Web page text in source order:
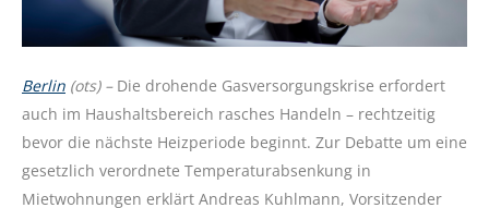
Berlin (ots) – Die drohende Gasversorgungskrise erfordert
auch im Haushaltsbereich rasches Handeln – rechtzeitig
bevor die nächste Heizperiode beginnt. Zur Debatte um eine
gesetzlich verordnete Temperaturabsenkung in
Mietwohnungen erklärt Andreas Kuhlmann, Vorsitzender